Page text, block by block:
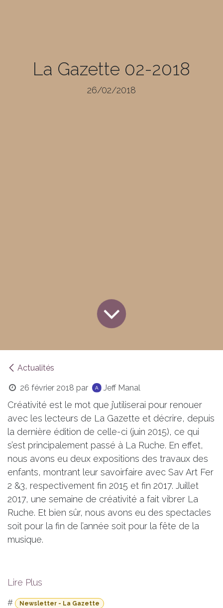
La Gazette 02-2018
26/02/2018
Actualités
26 février 2018 par Jeff Manal
Créativité est le mot que j’utiliserai pour renouer
avec les lecteurs de La Gazette et décrire, depuis
la dernière édition de celle-ci (juin 2015), ce qui
s’est principalement passé à La Ruche. En effet,
nous avons eu deux expositions des travaux des
enfants, montrant leur savoirfaire avec Sav Art Fer
2 &3, respectivement fin 2015 et fin 2017. Juillet
2017, une semaine de créativité a fait vibrer La
Ruche. Et bien sûr, nous avons eu des spectacles
soit pour la fin de l’année soit pour la fête de la
musique.
Lire Plus
# Newsletter - La Gazette